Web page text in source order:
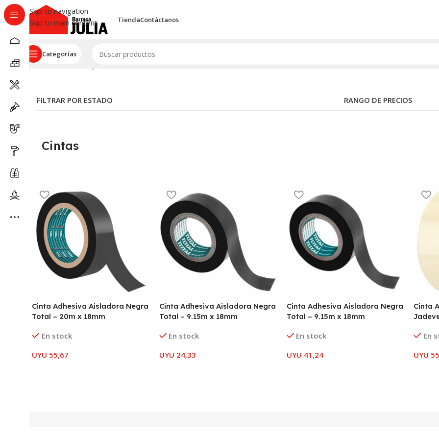
Skip to navigation
Skip to main content
TiendaContáctanos
Categorías
Inicio Fijaciones Y Adhesivos/Cintas
FILTRAR POR ESTADO RANGO DE PRECIOS
Cintas
Cinta Adhesiva Aisladora Negra
Total – 20m x 18mm
En stock
UYU 55,67
Cinta Adhesiva Aisladora Negra
Total – 9.15m x 18mm
En stock
UYU 24,33
Cinta Adhesiva Aisladora Negra
Total – 9.15m x 18mm
En stock
UYU 41,24
Cinta
En
UYU